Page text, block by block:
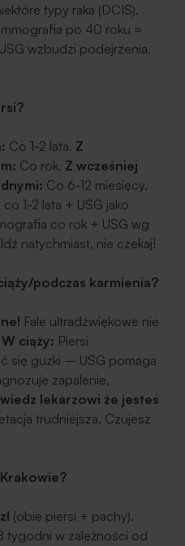
typy raka (DCIS).
po 40 roku =
wzbudzi podejrzenia,
Co 1-2 lata. Z
Co rok. Z wcześniej
Co 6-12 miesięcy.
1-2 lata + USG jako
co rok + USG wg
natychmiast, nie czekaj!
podczas karmienia?
Fale ultradźwiękowe nie
W ciąży: Piersi
się guzki – USG pomaga
zapalenie,
lekarzowi że jesteś
trudniejsza. Czujesz
(obie piersi + pachy).
tygodni w zależności od